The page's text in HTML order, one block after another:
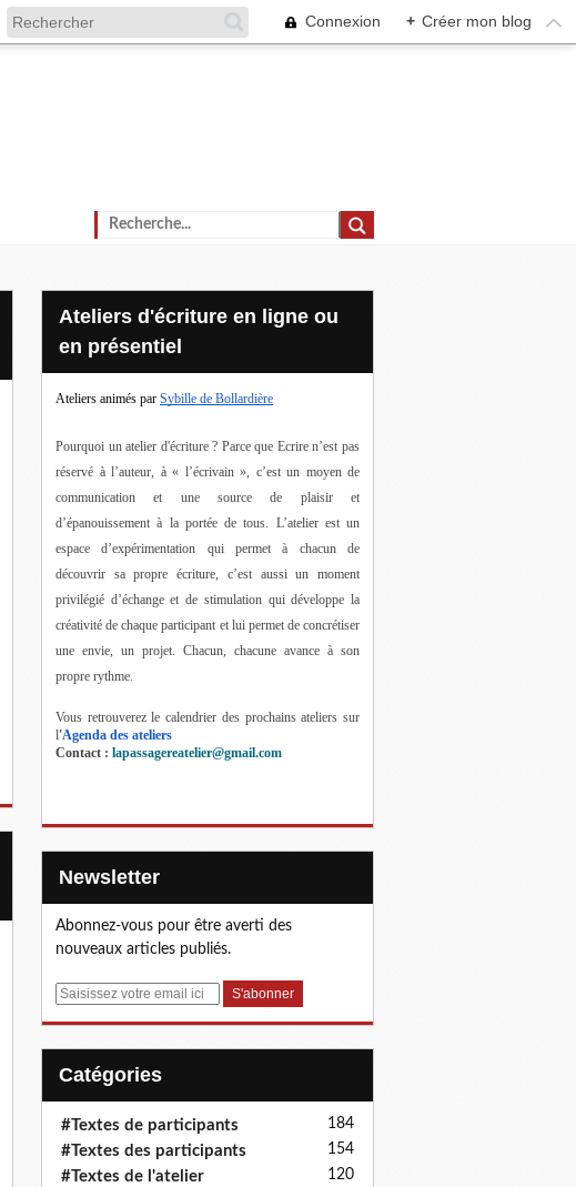
Connexion + Créer mon blog
Ateliers d'écriture en ligne ou
en présentiel
Ateliers animés par Sybille de Bollardière
Pourquoi un atelier d'écriture ? Parce que Ecrire n’est pas
réservé à l’auteur, à « l’écrivain », c’est un moyen de
communication et une source de plaisir et
d’épanouissement à la portée de tous. L’atelier est un
espace d’expérimentation qui permet à chacun de
découvrir sa propre écriture, c’est aussi un moment
privilégié d’échange et de stimulation qui développe la
créativité de chaque participant et lui permet de concrétiser
une envie, un projet. Chacun, chacune avance à son
propre rythme.
Vous retrouverez le calendrier des prochains ateliers sur
l'Agenda des ateliers
Contact : lapassagereatelier@gmail.com
Newsletter
Abonnez-vous pour être averti des
nouveaux articles publiés.
E
Catégories
#Textes de participants 184
#Textes des participants 154
#Textes de l'atelier 120